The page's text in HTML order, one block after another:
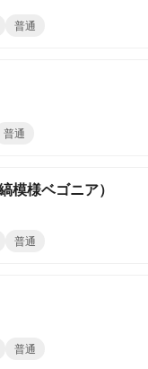
普通
普通
模様ベゴニア）
普通
普通